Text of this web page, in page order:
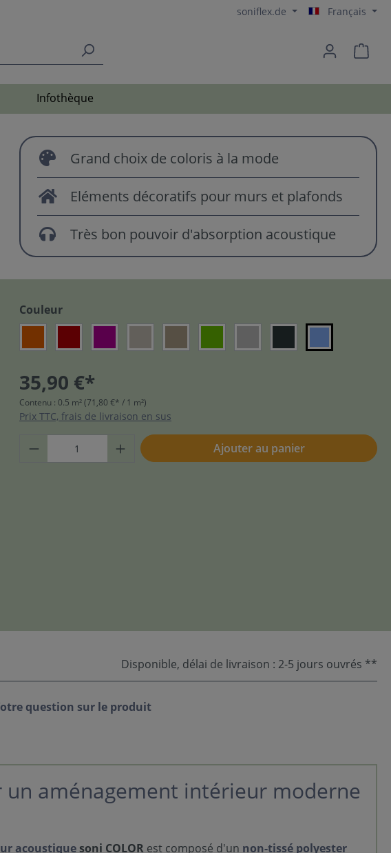
soniflex.de Français
Infothèque
Grand choix de coloris à la mode
Eléments décoratifs pour murs et plafonds
Très bon pouvoir d'absorption acoustique
Couleur
35,90 €*
Contenu : 0.5 m²(71,80 €* / 1 m²)
Prix TTC, frais de livraison en sus
Ajouter au panier
Disponible, délai de livraison : 2-5 jours ouvrés **
question sur le produit
un aménagement intérieur moderne
acoustiquesoni COLOR est composé d'un non-tissé polyester